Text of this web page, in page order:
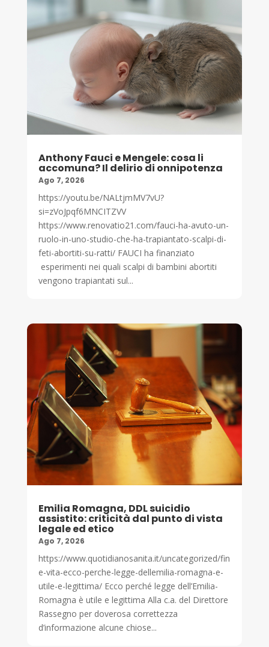
Anthony Fauci e Mengele: cosa li
accomuna? Il delirio di onnipotenza
Ago 7, 2026
https://youtu.be/NALtjmMV7vU?
si=zVoJpqf6MNCITZVV
https://www.renovatio21.com/fauci-ha-avuto-un-
ruolo-in-uno-studio-che-ha-trapiantato-scalpi-di-
feti-abortiti-su-ratti/ FAUCI ha finanziato
esperimenti nei quali scalpi di bambini abortiti
vengono trapiantati sul...
Emilia Romagna, DDL suicidio
assistito: criticità dal punto di vista
legale ed etico
Ago 7, 2026
https://www.quotidianosanita.it/uncategorized/fin
e-vita-ecco-perche-legge-dellemilia-romagna-e-
utile-e-legittima/ Ecco perché legge dell’Emilia-
Romagna è utile e legittima Alla c.a. del Direttore
Rassegno per doverosa correttezza
d’informazione alcune chiose...